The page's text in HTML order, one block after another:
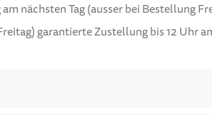
nächsten Tag (ausser bei Bestellung
garantierte Zustellung bis 12 Uhr